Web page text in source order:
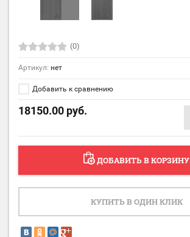
(0)
Артикул: нет
Добавить к сравнению
18150.00 руб.
ДОБАВИТЬ В КОРЗИНУ
КУПИТЬ В ОДИН КЛИК